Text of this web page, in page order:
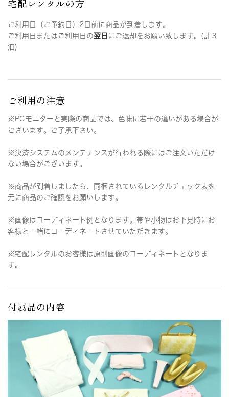
宅配レンタルの方
ご利用日（ご予約日）2日前に商品が到着します。
ご利用日またはご利用日の翌日 にご返却をお願い致します。(計３
泊)
ご利用の注意
※PCモニターと実際の商品では、色味に若干の違いがある場合が
ございます。ご了承下さい。
※決済システムのメンテナンスが行われる際にはご注文いただけ
ない場合がございます。
※商品が到着しましたら、同梱されているレンタルチェック表を
元に商品のご確認をお願いします。
※画像はコーディネート例となります。帯や小物はお下見時にお
客様と一緒にコーディネートさせていただきます。
※宅配レンタルのお客様は原則画像のコーディネートとなりま
す。
付属品の内容